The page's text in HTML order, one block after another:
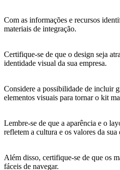
Com as informações e recursos
materiais de integração.
Certifique-se de que o design seja
identidade visual da sua empresa.
Considere a possibilidade de incluir
elementos visuais para tornar o kit
Lembre-se de que a aparência e o
refletem a cultura e os valores da sua
Além disso, certifique-se de que os
fáceis de navegar.